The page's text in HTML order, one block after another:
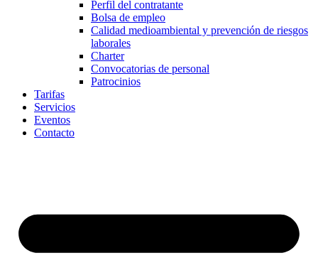
Perfil del contratante
Bolsa de empleo
Calidad medioambiental y prevención de riesgos
laborales
Charter
Convocatorias de personal
Patrocinios
Tarifas
Servicios
Eventos
Contacto